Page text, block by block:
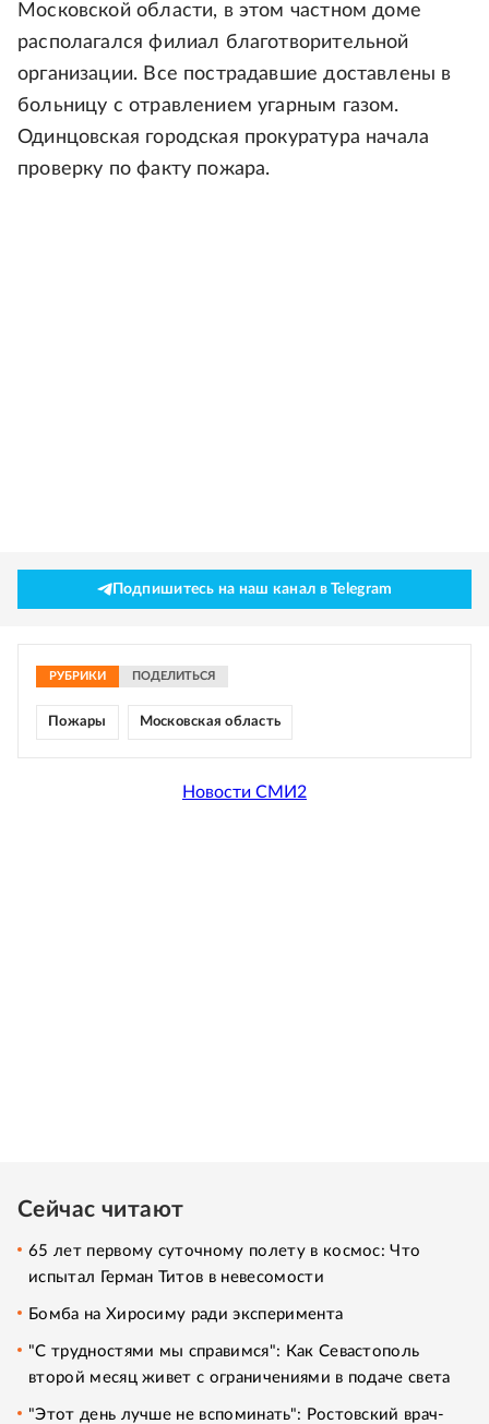
Московской области, в этом частном доме
располагался филиал благотворительной
организации. Все пострадавшие доставлены в
больницу с отравлением угарным газом.
Одинцовская городская прокуратура начала
проверку по факту пожара.
Подпишитесь на наш канал в Telegram
РУБРИКИ ПОДЕЛИТЬСЯ
Пожары Московская область
Новости СМИ2
Сейчас читают
65 лет первому суточному полету в космос: Что
испытал Герман Титов в невесомости
Бомба на Хиросиму ради эксперимента
"С трудностями мы справимся": Как Севастополь
второй месяц живет с ограничениями в подаче света
"Этот день лучше не вспоминать": Ростовский врач-